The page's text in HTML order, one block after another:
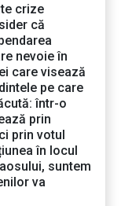
crize
că
nevoie în
care visează
pe care
într-o
prin
prin votul
în locul
suntem
va